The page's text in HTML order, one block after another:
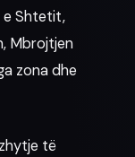
e Shtetit,
Mbrojtjen
zona dhe
të